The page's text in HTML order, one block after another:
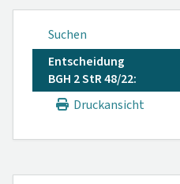
Suchen
Entscheidung
BGH 2 StR 48/22:
Druckansicht